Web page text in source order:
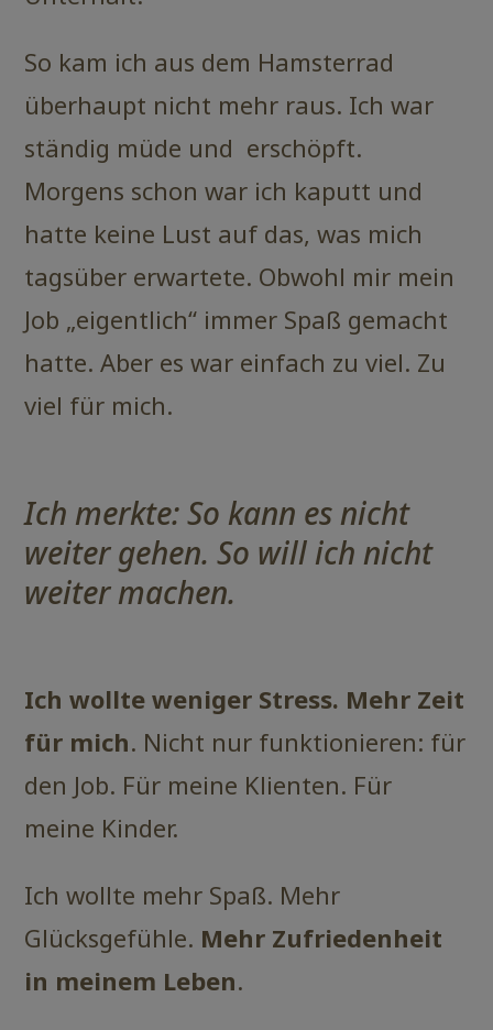
So kam ich aus dem Hamsterrad
überhaupt nicht mehr raus. Ich war
ständig müde und erschöpft.
Morgens schon war ich kaputt und
hatte keine Lust auf das, was mich
tagsüber erwartete. Obwohl mir mein
Job „eigentlich“ immer Spaß gemacht
hatte. Aber es war einfach zu viel. Zu
viel für mich.
Ich merkte: So kann es nicht
weiter gehen. So will ich nicht
weiter machen.
Ich wollte weniger Stress. Mehr Zeit
für mich. Nicht nur funktionieren: für
den Job. Für meine Klienten. Für
meine Kinder.
Ich wollte mehr Spaß. Mehr
Glücksgefühle. Mehr Zufriedenheit
in meinem Leben.